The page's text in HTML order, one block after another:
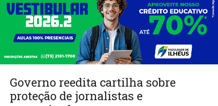
Governo reedita cartilha sobre
proteção de jornalistas e